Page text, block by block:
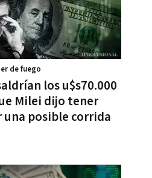
los u$s70.000
Milei dijo tener
una posible corrida
de fuego